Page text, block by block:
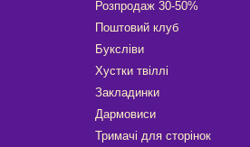
Розпродаж 30-50%
Поштовий клуб
Буксліви
Хустки твіллі
Закладинки
Дармовиси
Тримачі для сторінок